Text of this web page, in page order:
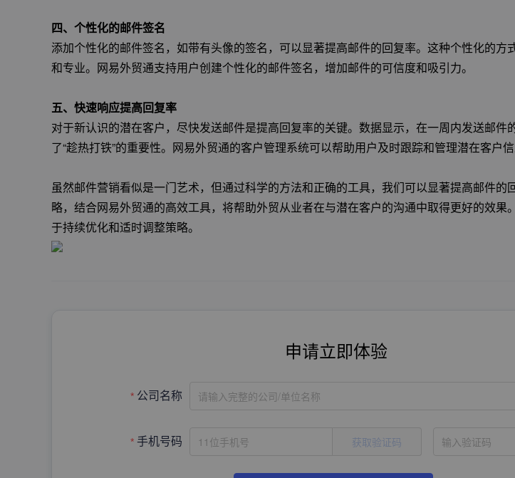
四、个性化的邮件签名
添加个性化的邮件签名，如带有头像的签名，可以显著提高邮件的回复率。这种个性化的方
和专业。网易外贸通支持用户创建个性化的邮件签名，增加邮件的可信度和吸引力。
五、快速响应提高回复率
对于新认识的潜在客户，尽快发送邮件是提高回复率的关键。数据显示，在一周内发送邮件
了“趁热打铁”的重要性。网易外贸通的客户管理系统可以帮助用户及时跟踪和管理潜在客户信
虽然邮件营销看似是一门艺术，但通过科学的方法和正确的工具，我们可以显著提高邮件的
略，结合网易外贸通的高效工具，将帮助外贸从业者在与潜在客户的沟通中取得更好的效果
于持续优化和适时调整策略。
申请立即体验
公司名称 请输入完整的公司/单位名称
手机号码 获取验证码